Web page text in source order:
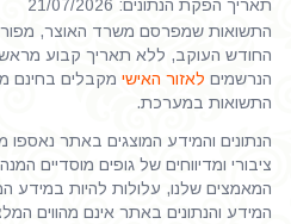
תאריך הפקת הנתונים: 21/07/2026
התשואות שמפרסם משרד האוצר,
החודש העוקב, ללא תאריך קבוע
הנרשמים לאזור האישי מקבלים בחינם
התשואות במערכת.
הנתונים והמידע המוצגים באתר
ציבורי ומדיווחים של גופים מוסדיים
המאמצים שלנו, עלולות להיות במידע
המידע והנתונים באתר אינם מהווים